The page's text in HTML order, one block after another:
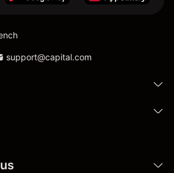
support@capital.com